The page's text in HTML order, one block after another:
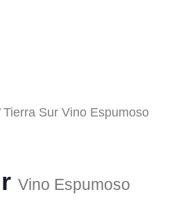
Tierra Sur Vino Espumoso
Vino Espumoso